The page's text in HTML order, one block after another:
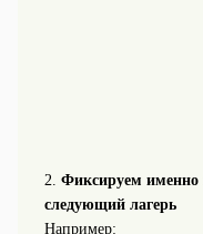
2. Фиксируем именно
следующий лагерь
Например: